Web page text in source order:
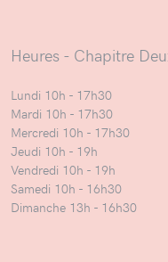
Heures - Chapitre
Lundi 10h - 17h30
Mardi 10h - 17h30
Mercredi 10h - 17h30
Jeudi 10h - 19h
Vendredi 10h - 19h
Samedi 10h - 16h30
Dimanche 13h - 16h30